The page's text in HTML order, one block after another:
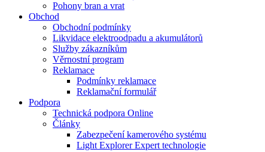
Pohony bran a vrat
Obchod
Obchodní podmínky
Likvidace elektroodpadu a akumulátorů
Služby zákazníkům
Věrnostní program
Reklamace
Podmínky reklamace
Reklamační formulář
Podpora
Technická podpora Online
Články
Zabezpečení kamerového systému
Light Explorer Expert technologie